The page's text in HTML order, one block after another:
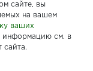
сайте, вы
на вашем
ваших
информацию см. в
сайта.